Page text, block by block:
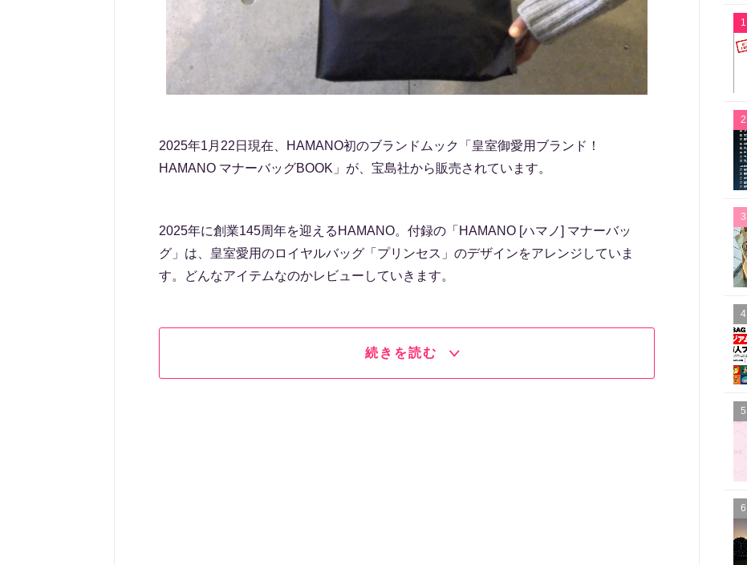
2025年1月22日現在、HAMANO初のブランドムック「皇室御愛用ブランド！
HAMANO マナーバッグBOOK」が、宝島社から販売されています。
2025年に創業145周年を迎えるHAMANO。付録の「HAMANO [ハマノ] マナーバッ
グ」は、皇室愛用のロイヤルバッグ「プリンセス」のデザインをアレンジしていま
す。どんなアイテムなのかレビューしていきます。
続きを読む
1
2
3
4
5
6